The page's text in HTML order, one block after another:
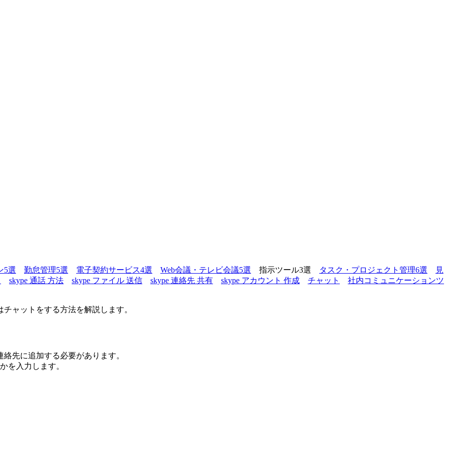
5選 勤怠管理5選 電子契約サービス4選 Web会議・テレビ会議5選 指示ツール3選 タスク・プロジェクト管理6選
見
skype 通話 方法 skype ファイル 送信 skype 連絡先 共有 skype アカウント 作成 チャット 社内コミュニケーションツ
ャットをする方法を解説します。
先に追加する必要があります。
を入力します。